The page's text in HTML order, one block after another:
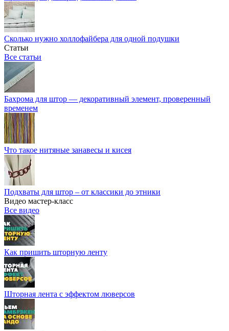
Сколько нужно холлофайбера для одной подушки
Статьи
Все статьи
Бахрома для штор — декоративный элемент, проверенный
временем
Что такое нитяные занавесы и кисея
Подхваты для штор – от классики до этники
Видео мастер-класс
Все видео
Как пришить шторную ленту
Шторная лента с эффектом люверсов